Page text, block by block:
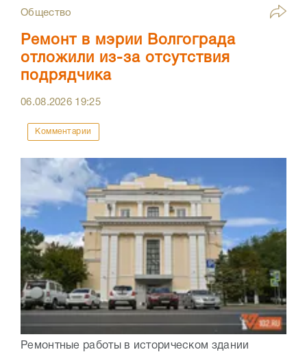
Общество
Ремонт в мэрии Волгограда
отложили из-за отсутствия
подрядчика
06.08.2026 19:25
Комментарии
Ремонтные работы в историческом здании